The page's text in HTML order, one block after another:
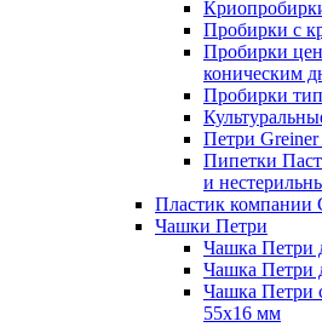
Пробирки с
Пробирки
коническим
Пробирки
Петри
Пипетки
и
Пластик компании
Чашки Петри
Чашка
Чашка Петри
Чашка Петри
55x16 мм